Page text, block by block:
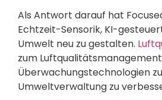
Als Antwort darauf hat
Echtzeit-Sensorik, KI-
Umwelt neu zu gestalten.
zum
Überwachungstechnologien
Umweltverwaltung zu